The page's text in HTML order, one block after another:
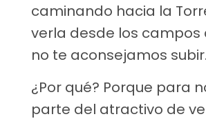
caminando hacia la
verla desde los campos
no te aconsejamos subir.
¿Por qué? Porque para
parte del atractivo de